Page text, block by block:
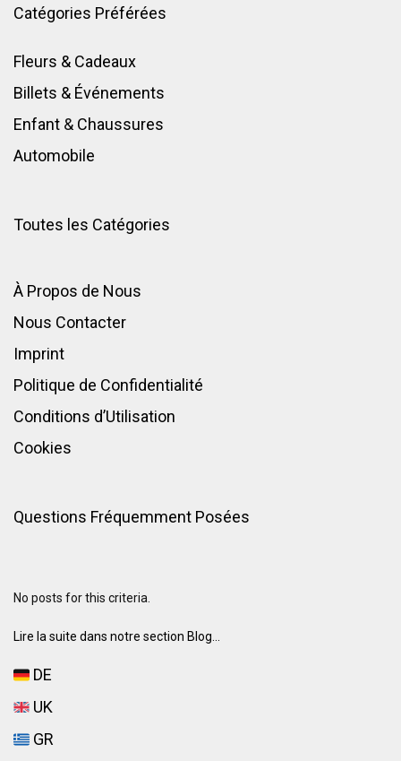
Catégories Préférées
Fleurs & Cadeaux
Billets & Événements
Enfant & Chaussures
Automobile
Toutes les Catégories
À Propos de Nous
Nous Contacter
Imprint
Politique de Confidentialité
Conditions d’Utilisation
Cookies
Questions Fréquemment Posées
No posts for this criteria.
Lire la suite dans notre section Blog...
DE
UK
GR